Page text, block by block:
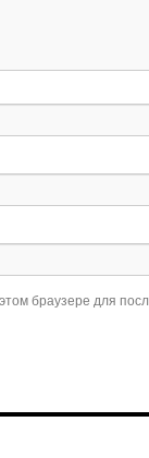
браузере для